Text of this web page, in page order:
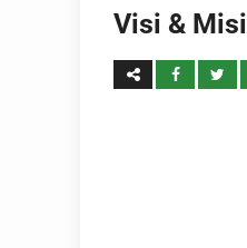
Visi & Misi